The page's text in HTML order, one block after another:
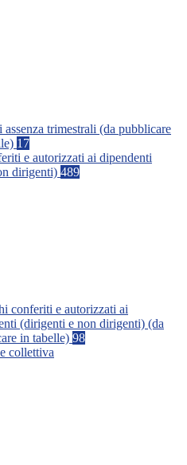
assenza trimestrali (da pubblicare
17
e autorizzati ai dipendenti
dirigenti) 489
conferiti e autorizzati ai
(dirigenti e non dirigenti) (da
in tabelle) 98
collettiva